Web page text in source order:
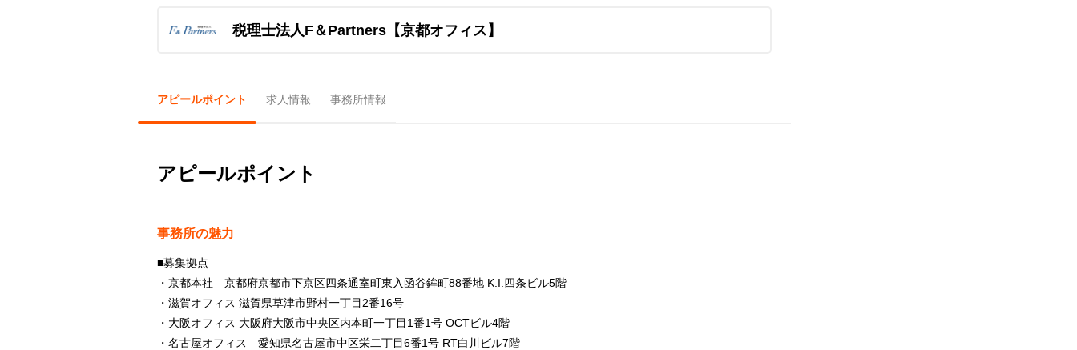
税理士法人F＆Partners【京都オフィス】
アピールポイント 求人情報 事務所情報
アピールポイント
事務所の魅力
■募集拠点
・京都本社 京都府京都市下京区四条通室町東入函谷鉾町88番地 K.I.四条ビル5階
・滋賀オフィス 滋賀県草津市野村一丁目2番16号
・大阪オフィス 大阪府大阪市中央区内本町一丁目1番1号 OCTビル4階
・名古屋オフィス 愛知県名古屋市中区栄二丁目6番1号 RT白川ビル7階